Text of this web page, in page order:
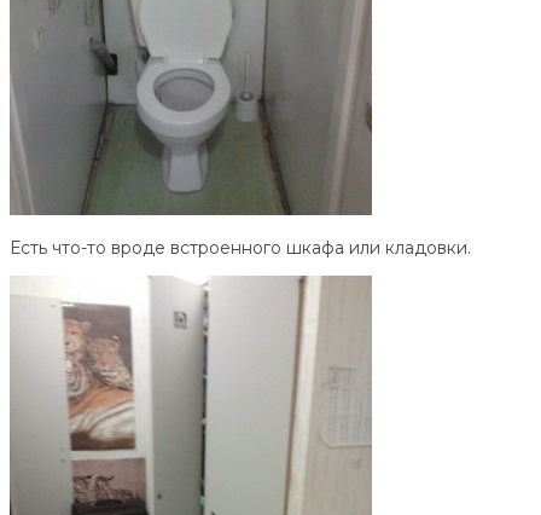
Есть что-то вроде встроенного шкафа или кладовки.